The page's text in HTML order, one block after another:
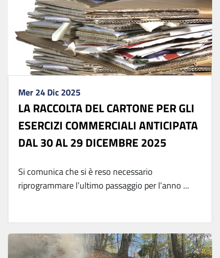
Mer 24 Dic 2025
LA RACCOLTA DEL CARTONE PER GLI
ESERCIZI COMMERCIALI ANTICIPATA
DAL 30 AL 29 DICEMBRE 2025
Si comunica che si è reso necessario
riprogrammare l’ultimo passaggio per l’anno ...